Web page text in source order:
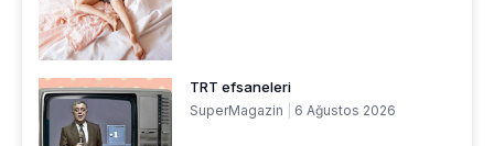
TRT efsaneleri
SuperMagazin 6 Ağustos 2026